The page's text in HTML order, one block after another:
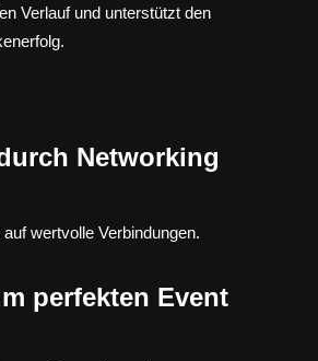
Verlauf und unterstützt den
Networking
wertvolle Verbindungen.
perfekten Event